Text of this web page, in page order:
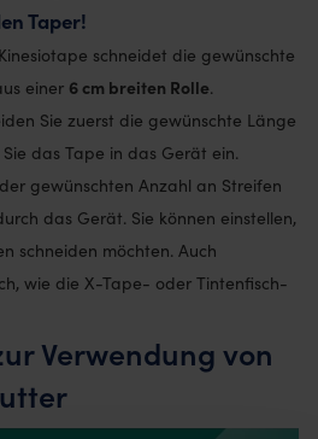
Taper!
schneidet die gewünschte
einer 6 cm breiten Rolle.
Sie zuerst die gewünschte Länge
das Tape in das Gerät ein.
gewünschten Anzahl an Streifen
das Gerät. Sie können einstellen,
schneiden möchten. Auch
wie die X-Tape- oder Tintenfisch-
Verwendung von